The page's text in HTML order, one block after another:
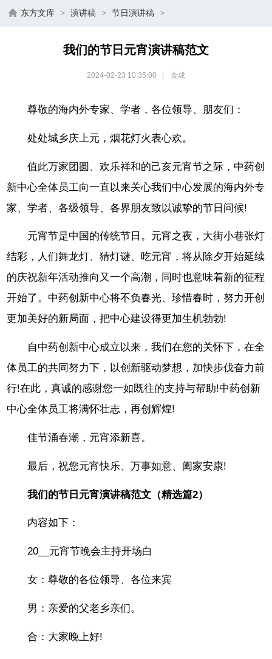
东方文库 > 演讲稿 > 节日演讲稿 >
我们的节日元宵演讲稿范文
2024-02-23 10:35:00 金成
尊敬的海内外专家、学者，各位领导、朋友们：
处处城乡庆上元，烟花灯火表心欢。
值此万家团圆、欢乐祥和的己亥元宵节之际，中药创
新中心全体员工向一直以来关心我们中心发展的海内外专
家、学者、各级领导、各界朋友致以诚挚的节日问候!
元宵节是中国的传统节日。元宵之夜，大街小巷张灯
结彩，人们舞龙灯、猜灯谜、吃元宵，将从除夕开始延续
的庆祝新年活动推向又一个高潮，同时也意味着新的征程
开始了。中药创新中心将不负春光、珍惜春时，努力开创
更加美好的新局面，把中心建设得更加生机勃勃!
自中药创新中心成立以来，我们在您的关怀下，在全
体员工的共同努力下，以创新驱动梦想，加快步伐奋力前
行!在此，真诚的感谢您一如既往的支持与帮助!中药创新
中心全体员工将满怀壮志，再创辉煌!
佳节涌春潮，元宵添新喜。
最后，祝您元宵快乐、万事如意、阖家安康!
我们的节日元宵演讲稿范文（精选篇2）
内容如下：
20__元宵节晚会主持开场白
女：尊敬的各位领导、各位来宾
男：亲爱的父老乡亲们。
合：大家晚上好!